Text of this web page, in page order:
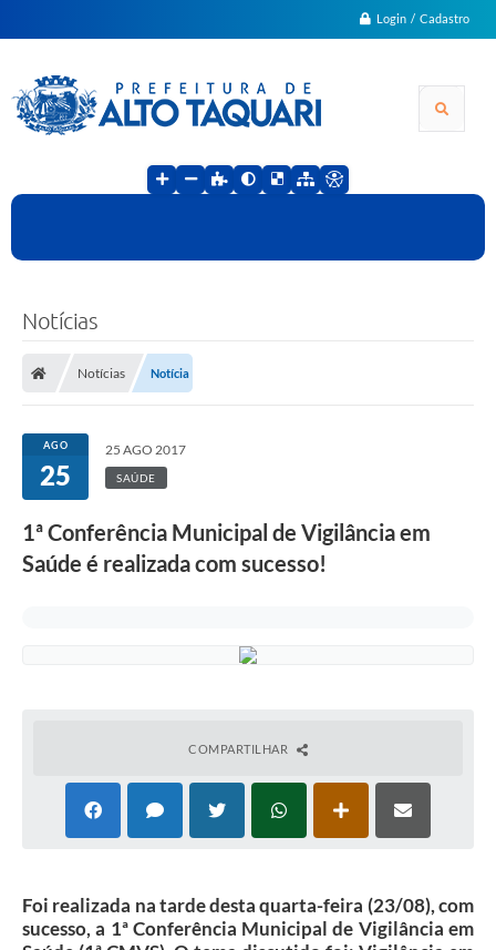
Login / Cadastro
Notícias
Notícias Notícia
AGO
25
25 AGO 2017
SAÚDE
1ª Conferência Municipal de Vigilância em
Saúde é realizada com sucesso!
COMPARTILHAR
Foi realizada na tarde desta quarta-feira (23/08), com
sucesso, a 1ª Conferência Municipal de Vigilância em